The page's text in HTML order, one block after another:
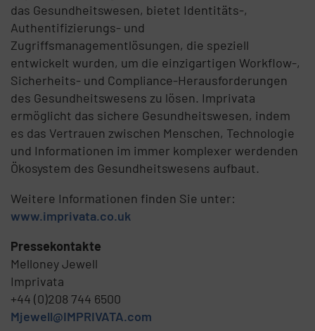
das Gesundheitswesen, bietet Identitäts-,
Authentifizierungs- und
Zugriffsmanagementlösungen, die speziell
entwickelt wurden, um die einzigartigen Workflow-,
Sicherheits- und Compliance-Herausforderungen
des Gesundheitswesens zu lösen. Imprivata
ermöglicht das sichere Gesundheitswesen, indem
es das Vertrauen zwischen Menschen, Technologie
und Informationen im immer komplexer werdenden
Ökosystem des Gesundheitswesens aufbaut.
Weitere Informationen finden Sie unter:
www.imprivata.co.uk
Pressekontakte
Melloney Jewell
Imprivata
+44 (0)208 744 6500
Mjewell@IMPRIVATA.com